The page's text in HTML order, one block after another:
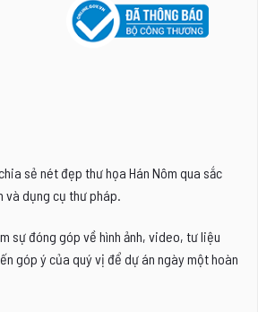
sẻ nét đẹp thư họa Hán Nôm qua sắc
và dụng cụ thư pháp.
sự đóng góp về hình ảnh, video, tư liệu
góp ý của quý vị để dự án ngày một hoàn